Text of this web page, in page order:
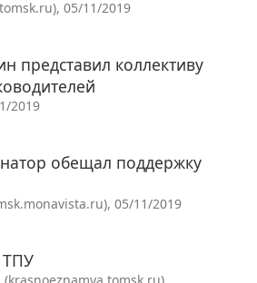
05/11/2019
представил коллективу
2019
обещал поддержку
05/11/2019
ТПУ